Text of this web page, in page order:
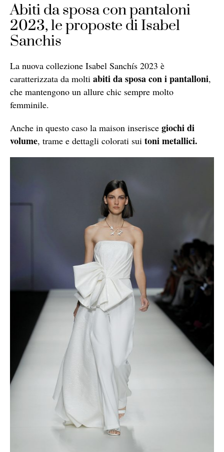
Abiti da sposa con pantaloni
2023, le proposte di Isabel
Sanchis
La nuova collezione Isabel Sanchís 2023 è
caratterizzata da molti abiti da sposa con i pantalloni,
che mantengono un allure chic sempre molto
femminile.
Anche in questo caso la maison inserisce giochi di
volume, trame e dettagli colorati sui toni metallici.